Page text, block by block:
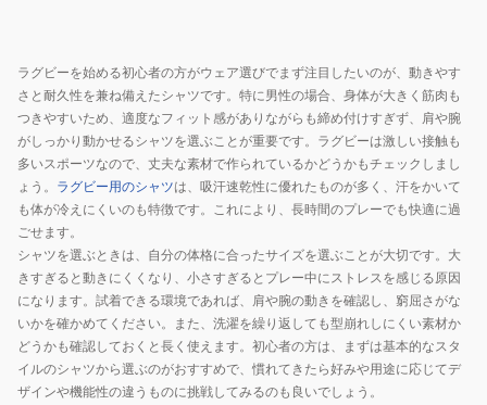
ト
レ
ー
ニ
ン
グ
T
シ
ャ
ツ
RGM32606
プ
リ
カ
ユ
ニ
フ
ォ
ー
ム
ル
タ
ネ
ラグビーを始める初心者の方がウェア選びでまず注目したいのが、動きやす
さと耐久性を兼ね備えたシャツです。特に男性の場合、身体が大きく筋肉も
つきやすいため、適度なフィット感がありながらも締め付けすぎず、肩や腕
がしっかり動かせるシャツを選ぶことが重要です。ラグビーは激しい接触も
多いスポーツなので、丈夫な素材で作られているかどうかもチェックしまし
ょう。 ラグビー用のシャツは、吸汗速乾性に優れたものが多く、汗をかいて
も体が冷えにくいのも特徴です。これにより、長時間のプレーでも快適に過
ごせます。
シャツを選ぶときは、自分の体格に合ったサイズを選ぶことが大切です。大
きすぎると動きにくくなり、小さすぎるとプレー中にストレスを感じる原因
になります。試着できる環境であれば、肩や腕の動きを確認し、窮屈さがな
いかを確かめてください。また、洗濯を繰り返しても型崩れしにくい素材か
どうかも確認しておくと長く使えます。初心者の方は、まずは基本的なスタ
イルのシャツから選ぶのがおすすめで、慣れてきたら好みや用途に応じてデ
ザインや機能性の違うものに挑戦してみるのも良いでしょう。